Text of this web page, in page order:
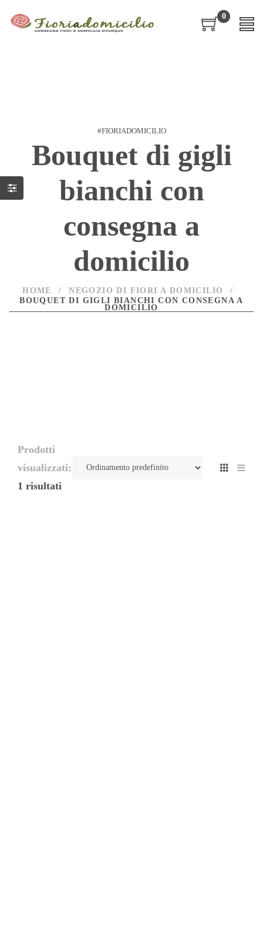
0
#FIORIADOMICILIO
Bouquet di gigli
bianchi con
consegna a
domicilio
HOME / NEGOZIO DI FIORI A DOMICILIO
/
BOUQUET DI GIGLI BIANCHI CON CONSEGNA A
DOMICILIO
Prodotti
visualizzati:
1 risultati